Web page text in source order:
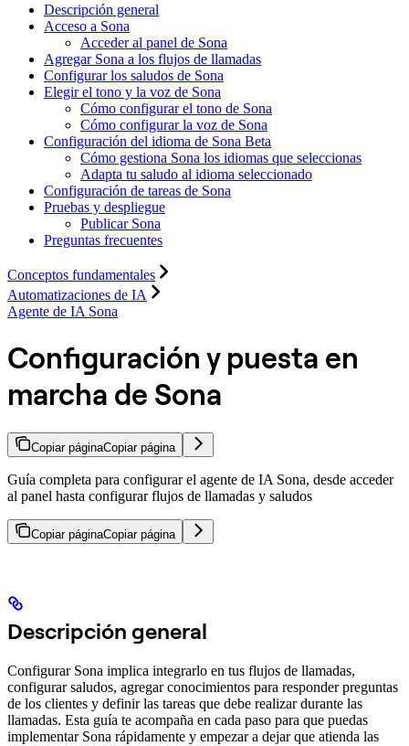
Descripción general
Acceso a Sona
Acceder al panel de Sona
Agregar Sona a los flujos de llamadas
Configurar los saludos de Sona
Elegir el tono y la voz de Sona
Cómo configurar el tono de Sona
Cómo configurar la voz de Sona
Configuración del idioma de Sona Beta
Cómo gestiona Sona los idiomas que seleccionas
Adapta tu saludo al idioma seleccionado
Configuración de tareas de Sona
Pruebas y despliegue
Publicar Sona
Preguntas frecuentes
Conceptos fundamentales
Automatizaciones de IA
Agente de IA Sona
Configuración y puesta en
marcha de Sona
Copiar páginaCopiar página
Guía completa para configurar el agente de IA Sona, desde acceder
al panel hasta configurar flujos de llamadas y saludos
Copiar páginaCopiar página
Descripción general
Configurar Sona implica integrarlo en tus flujos de llamadas,
configurar saludos, agregar conocimientos para responder preguntas
de los clientes y definir las tareas que debe realizar durante las
llamadas. Esta guía te acompaña en cada paso para que puedas
implementar Sona rápidamente y empezar a dejar que atienda las